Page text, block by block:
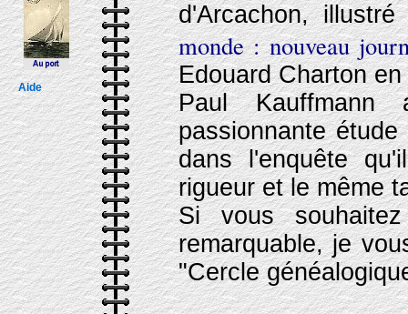
Aide
d'Arcachon,
monde : nouveau
Edouard Charton
Paul
passionnante
dans l'enquête
rigueur et le même
Si vous
remarquable, je
"Cercle